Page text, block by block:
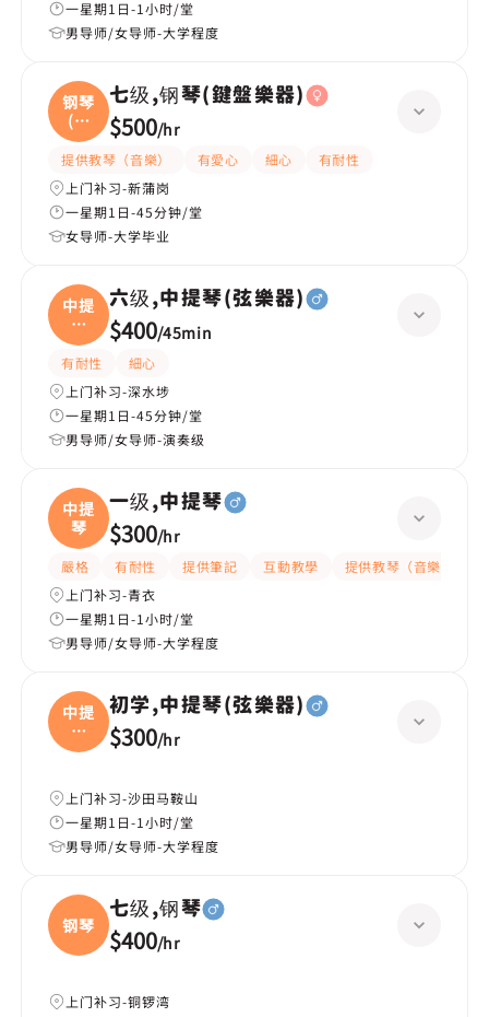
一星期1日-1小时/堂
男导师/女导师-大学程度
钢琴
(鍵
盤
七级,钢琴(鍵盤樂器)
$500/hr
提供教琴（音樂） 有愛心 細心
有耐性
上门补习-新蒲岗
一星期1日-45分钟/堂
女导师-大学毕业
中提
琴
(弦
六级,中提琴(弦樂器)
$400/45min
有耐性
細心
上门补习-深水埗
一星期1日-45分钟/堂
男导师/女导师-演奏级
中提
琴
一级,中提琴
$300/hr
嚴格 有耐性 提供筆記 互動教學
提供教琴（音樂）
上门补习-青衣
一星期1日-1小时/堂
男导师/女导师-大学程度
中提
琴
(弦
初学,中提琴(弦樂器)
$300/hr
上门补习-沙田马鞍山
一星期1日-1小时/堂
男导师/女导师-大学程度
钢琴
七级,钢琴
$400/hr
上门补习-铜锣湾